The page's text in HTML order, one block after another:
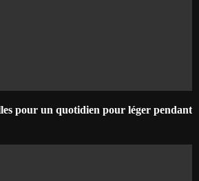
pour un quotidien pour léger pendant